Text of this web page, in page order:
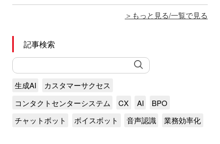
もっと見る/一覧で見る
記事検索
生成AI
カスタマーサクセス
コンタクトセンターシステム
CX AI
BPO
チャットボット
ボイスボット 音声認識 業務効率化